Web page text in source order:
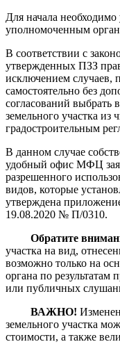
Для начала
уполномоченным
В соответствии с
утвержденных ПЗЗ
исключением случаев,
самостоятельно без
согласований выбрать
земельного участка из
градостроительным
В данном случае
удобный офис МФЦ
разрешенного
видов, которые
утверждена
19.08.2020 № П/0310.
Обратите
участка на вид,
возможно только на
органа по
или публичных
ВАЖНО!
земельного участка
стоимости, а также